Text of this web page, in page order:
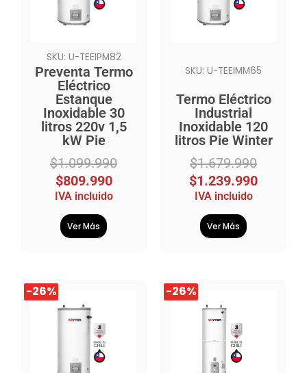
SKU: U-TEEIPM82
Preventa Termo
Eléctrico
Estanque
Inoxidable 30
litros 220v 1,5
kW Pie
$1.099.990
$1.099.990.
$809.990
$809.990.
IVA incluido
Ver Más
SKU: U-TEEIMM65
Termo Eléctrico
Industrial
Inoxidable 120
litros Pie Winter
$1.679.990
$1.679.990.
$1.239.990
$1.239.990.
IVA incluido
Ver Más
-26%
-26%
El
precio
original
$4.259.990.
El
precio
$3.159.990.
-26%
-26%
El
precio
original
$7.979.990.
El
precio
$5.909.990.